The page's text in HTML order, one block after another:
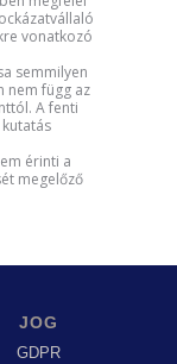
vonatkozó
semmilyen
nem függ az
A fenti
érinti a
megelőző
JOG
GDPR